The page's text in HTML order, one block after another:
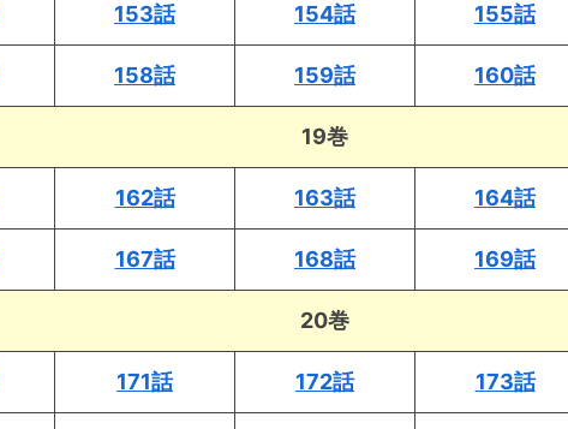
153話 154話 155話
158話 159話 160話
19巻
162話 163話 164話
167話 168話 169話
20巻
171話 172話 173話